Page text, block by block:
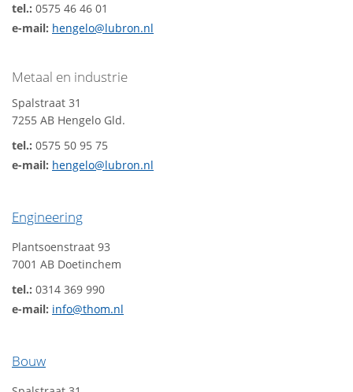
tel.: 0575 46 46 01
e-mail: hengelo@lubron.nl
Metaal en industrie
Spalstraat 31
7255 AB Hengelo Gld.
tel.: 0575 50 95 75
e-mail: hengelo@lubron.nl
Engineering
Plantsoenstraat 93
7001 AB Doetinchem
tel.: 0314 369 990
e-mail: info@thom.nl
Bouw